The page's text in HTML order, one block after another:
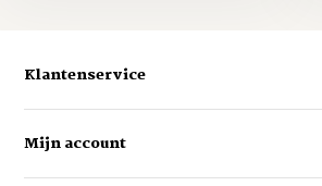
Klantenservice
Mijn account